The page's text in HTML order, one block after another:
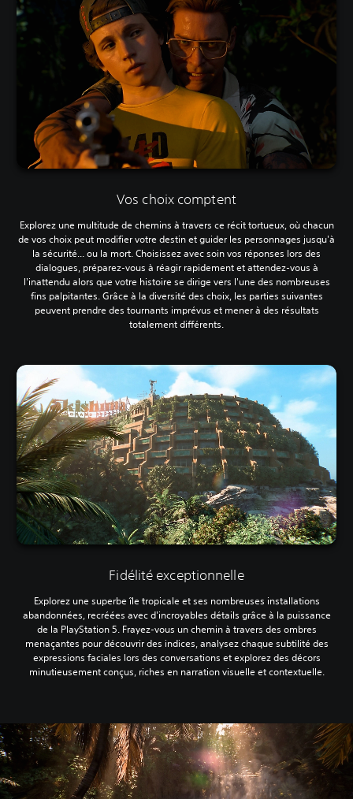
Vos choix comptent
Explorez une multitude de chemins à travers ce récit tortueux, où chacun
de vos choix peut modifier votre destin et guider les personnages jusqu'à
la sécurité... ou la mort. Choisissez avec soin vos réponses lors des
dialogues, préparez-vous à réagir rapidement et attendez-vous à
l'inattendu alors que votre histoire se dirige vers l'une des nombreuses
fins palpitantes. Grâce à la diversité des choix, les parties suivantes
peuvent prendre des tournants imprévus et mener à des résultats
totalement différents.
Fidélité exceptionnelle
Explorez une superbe île tropicale et ses nombreuses installations
abandonnées, recréées avec d'incroyables détails grâce à la puissance
de la PlayStation 5. Frayez-vous un chemin à travers des ombres
menaçantes pour découvrir des indices, analysez chaque subtilité des
expressions faciales lors des conversations et explorez des décors
minutieusement conçus, riches en narration visuelle et contextuelle.